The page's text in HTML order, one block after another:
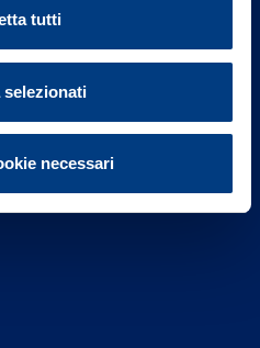
tutti
selezionati
necessari